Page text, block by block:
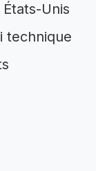
Unis
technique